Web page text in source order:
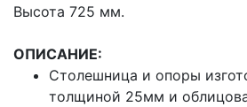
Высота 725 мм.
ОПИСАНИЕ:
Столешница и опоры
толщиной 25мм и